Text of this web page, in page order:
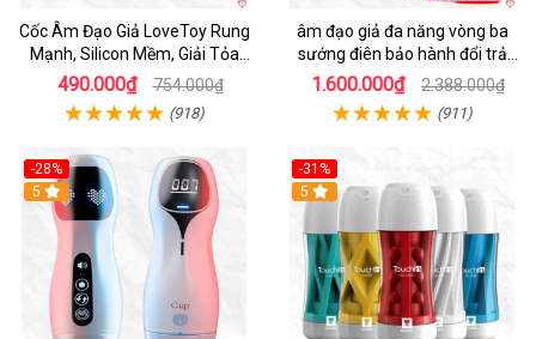
Cốc Âm Đạo Giả LoveToy Rung
Mạnh, Silicon Mềm, Giải Tỏa
Sinh Lý
490.000₫ 754.000₫
(918)
âm đạo giả đa năng vòng ba
sướng điên bảo hành đổi trả
nhanh
1.600.000₫ 2.388.000₫
(911)
-28%
5
-31%
Hot
5